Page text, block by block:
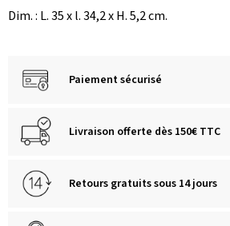
Dim. : L. 35 x l. 34,2 x H. 5,2 cm.
Paiement sécurisé
Livraison offerte dès 150€ TTC
Retours gratuits sous 14 jours